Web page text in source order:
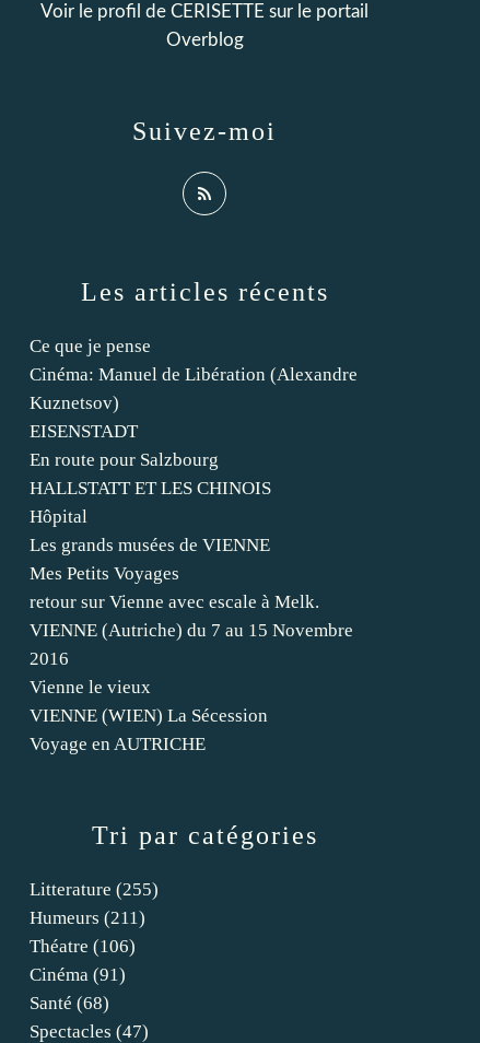
Tri par catégories
Litterature (255)
Humeurs (211)
Théatre (106)
Cinéma (91)
Santé (68)
Spectacles (47)
Les articles récents
Ce que je pense
Cinéma: Manuel de Libération (Alexandre
Kuznetsov)
EISENSTADT
En route pour Salzbourg
HALLSTATT ET LES CHINOIS
Hôpital
Les grands musées de VIENNE
Mes Petits Voyages
retour sur Vienne avec escale à Melk.
VIENNE (Autriche) du 7 au 15 Novembre
2016
Vienne le vieux
VIENNE (WIEN) La Sécession
Voyage en AUTRICHE
Suivez-moi
Voir le profil de CERISETTE sur le portail
Overblog